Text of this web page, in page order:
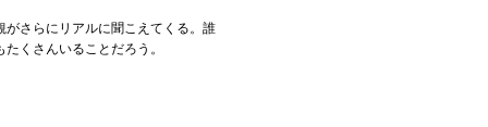
さらにリアルに聞こえてくる。誰
くさんいることだろう。